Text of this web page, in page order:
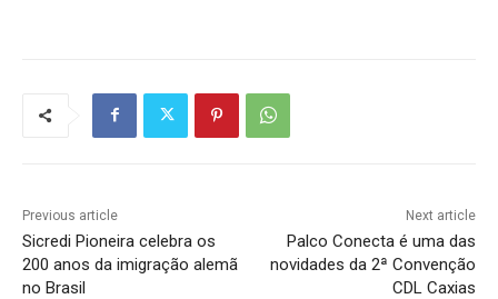
Previous article
Sicredi Pioneira celebra os
200 anos da imigração alemã
no Brasil
Next article
Palco Conecta é uma das
novidades da 2ª Convenção
CDL Caxias